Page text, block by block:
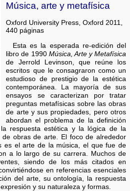
Música, arte y metafísica
Oxford University Press, Oxford 2011,
440 páginas
Esta es la esperada re-edición del
libro de 1990 Música, Arte y Metafísica
de Jerrold Levinson, que reúne los
escritos que le consagraron como un
estudioso de prestigio de la estética
contemporánea. La mayoría de sus
ensayos se caracterizan por tratar
preguntas metafísicas sobre las obras
de arte y sus propiedades, pero otros
abordan el problema de la definición
respuesta estética y la lógica de la
de obras de arte. El foco de alrededor
es el arte de la música, el que fue de
a lo largo de su carrera. Muchos de
siendo de los más citados en
en referencias esenciales
del arte, su ontología, la respuesta
y su naturaleza y formas.